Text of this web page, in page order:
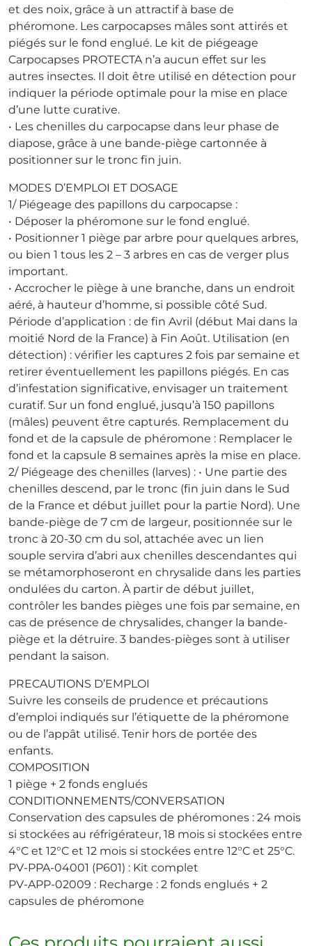
et des noix, grâce à un attractif à base de
phéromone. Les carpocapses mâles sont attirés et
piégés sur le fond englué. Le kit de piégeage
Carpocapses PROTECTA n’a aucun effet sur les
autres insectes. Il doit être utilisé en détection pour
indiquer la période optimale pour la mise en place
d’une lutte curative.
• Les chenilles du carpocapse dans leur phase de
diapose, grâce à une bande-piège cartonnée à
positionner sur le tronc fin juin.
MODES D’EMPLOI ET DOSAGE
1/ Piégeage des papillons du carpocapse :
• Déposer la phéromone sur le fond englué.
• Positionner 1 piège par arbre pour quelques arbres,
ou bien 1 tous les 2 – 3 arbres en cas de verger plus
important.
• Accrocher le piège à une branche, dans un endroit
aéré, à hauteur d’homme, si possible côté Sud.
Période d’application : de fin Avril (début Mai dans la
moitié Nord de la France) à Fin Août. Utilisation (en
détection) : vérifier les captures 2 fois par semaine et
retirer éventuellement les papillons piégés. En cas
d’infestation significative, envisager un traitement
curatif. Sur un fond englué, jusqu’à 150 papillons
(mâles) peuvent être capturés. Remplacement du
fond et de la capsule de phéromone : Remplacer le
fond et la capsule 8 semaines après la mise en place.
2/ Piégeage des chenilles (larves) : • Une partie des
chenilles descend, par le tronc (fin juin dans le Sud
de la France et début juillet pour la partie Nord). Une
bande-piège de 7 cm de largeur, positionnée sur le
tronc à 20-30 cm du sol, attachée avec un lien
souple servira d’abri aux chenilles descendantes qui
se métamorphoseront en chrysalide dans les parties
ondulées du carton. À partir de début juillet,
contrôler les bandes pièges une fois par semaine, en
cas de présence de chrysalides, changer la bande-
piège et la détruire. 3 bandes-pièges sont à utiliser
pendant la saison.
PRECAUTIONS D’EMPLOI
Suivre les conseils de prudence et précautions
d’emploi indiqués sur l’étiquette de la phéromone
ou de l’appât utilisé. Tenir hors de portée des
enfants.
COMPOSITION
1 piège + 2 fonds englués
CONDITIONNEMENTS/CONVERSATION
Conservation des capsules de phéromones : 24 mois
si stockées au réfrigérateur, 18 mois si stockées entre
4°C et 12°C et 12 mois si stockées entre 12°C et 25°C.
PV-PPA-04001 (P601) : Kit complet
PV-APP-02009 : Recharge : 2 fonds englués + 2
capsules de phéromone